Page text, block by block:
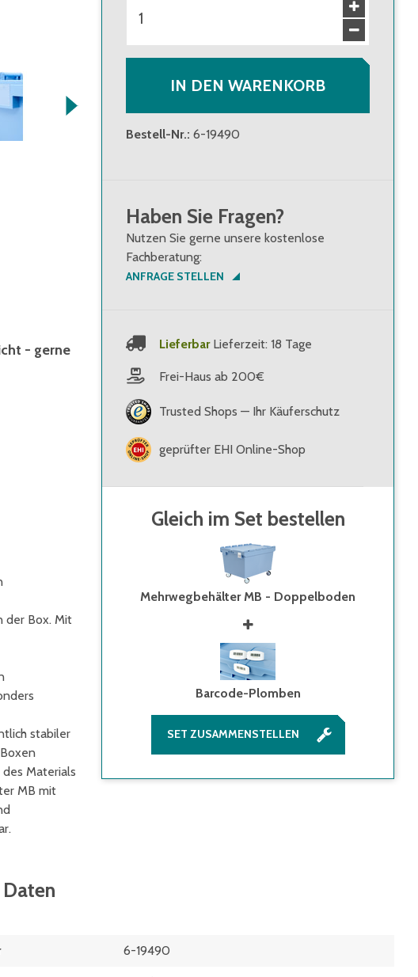
- gerne
der Box. Mit
stabiler
Materials
MB mit
IN DEN WARENKORB
Bestell-Nr.: 6-19490
Haben Sie Fragen?
Nutzen Sie gerne unsere kostenlose
Fachberatung:
ANFRAGE STELLEN
Lieferbar Lieferzeit: 18 Tage
Frei-Haus ab 200€
Trusted Shops — Ihr Käuferschutz
geprüfter EHI Online-Shop
Gleich im Set bestellen
Mehrwegbehälter MB - Doppelboden
Barcode-Plomben
SET ZUSAMMENSTELLEN
6-19490